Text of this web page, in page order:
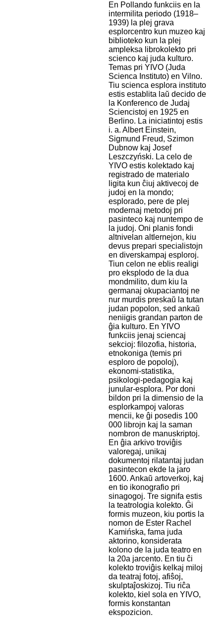
En Pollando funkciis en la
intermilita periodo (1918–
1939) la plej grava
esplorcentro kun muzeo kaj
biblioteko kun la plej
ampleksa librokolekto pri
scienco kaj juda kulturo.
Temas pri YIVO (Juda
Scienca Instituto) en Vilno.
Tiu scienca esplora instituto
estis establita laŭ decido de
la Konferenco de Judaj
Sciencistoj en 1925 en
Berlino. La iniciatintoj estis
i. a. Albert Einstein,
Sigmund Freud, Szimon
Dubnow kaj Josef
Leszczyński. La celo de
YIVO estis kolektado kaj
registrado de materialo
ligita kun ĉiuj aktivecoj de
judoj en la mondo;
esplorado, pere de plej
modernaj metodoj pri
pasinteco kaj nuntempo de
la judoj. Oni planis fondi
altnivelan altlernejon, kiu
devus prepari specialistojn
en diverskampaj esploroj.
Tiun celon ne eblis realigi
pro eksplodo de la dua
mondmilito, dum kiu la
germanaj okupaciantoj ne
nur murdis preskaŭ la tutan
judan popolon, sed ankaŭ
neniigis grandan parton de
ĝia kulturo. En YIVO
funkciis jenaj sciencaj
sekcioj: filozofia, historia,
etnokoniga (temis pri
esploro de popoloj),
ekonomi-statistika,
psikologi-pedagogia kaj
junular-esplora. Por doni
bildon pri la dimensio de la
esplorkampoj valoras
mencii, ke ĝi posedis 100
000 librojn kaj la saman
nombron de manuskriptoj.
En ĝia arkivo troviĝis
valoregaj, unikaj
dokumentoj rilatantaj judan
pasintecon ekde la jaro
1600. Ankaŭ artoverkoj, kaj
en tio ikonografio pri
sinagogoj. Tre signifa estis
la teatrologia kolekto. Ĝi
formis muzeon, kiu portis la
nomon de Ester Rachel
Kamińska, fama juda
aktorino, konsiderata
kolono de la juda teatro en
la 20a jarcento. En tiu ĉi
kolekto troviĝis kelkaj miloj
da teatraj fotoj, afiŝoj,
skulptaĵoskizoj. Tiu riĉa
kolekto, kiel sola en YIVO,
formis konstantan
ekspozicion.